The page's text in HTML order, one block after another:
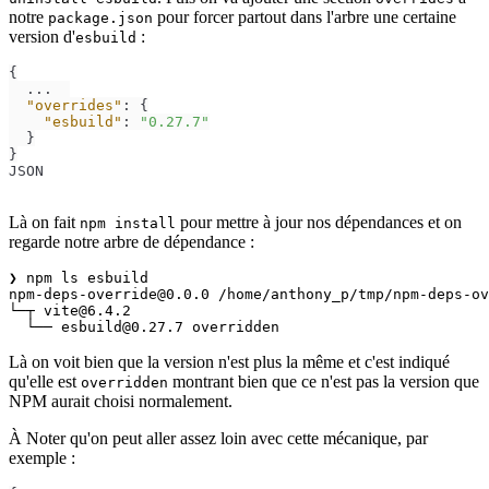
notre package.json pour forcer partout dans l'arbre une certaine
version d'esbuild :
{
  ...
"overrides" :
{
"esbuild" :
"0.27.7"
}
}
JSON
Là on fait npm install pour mettre à jour nos dépendances et on
regarde notre arbre de dépendance :
❯ npm ls esbuild
npm-deps-override@0.0.0 /home/anthony_p/tmp/npm-deps-
└─┬ vite@6.4.2
Là on voit bien que la version n'est plus la même et c'est indiqué
qu'elle est overridden montrant bien que ce n'est pas la version que
NPM aurait choisi normalement.
À Noter qu'on peut aller assez loin avec cette mécanique, par
exemple :